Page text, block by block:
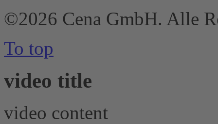
©2026 Cena GmbH. Alle
To top
video title
video content